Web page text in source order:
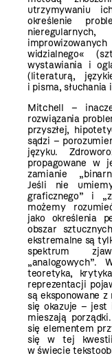
utrzymywaniu
określenie
widzialnego«
wystawiania i
(literaturą,
i pisma, słuchania
Mitchell –
rozwiązania
przyszłej,
sądzi –
języku.
propagowane w
zamianie
Jeśli nie
graficznego” i
możemy
jako określenia
obszar
ekstremalne są
spektrum
teoretyka,
reprezentacji
są eksponowane
się okazuje – jest
mieszają
się elementem
się w tej kwestii
w świecie